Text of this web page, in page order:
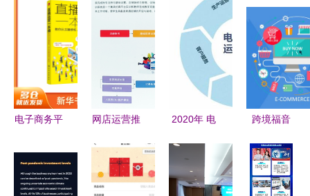
电子商务平
解析 从成
本控制到服
网店运营推
务平台运营
的实战策略
2020年 电
行与破局之
道
跨境福音
方案，让跨
国运营不再